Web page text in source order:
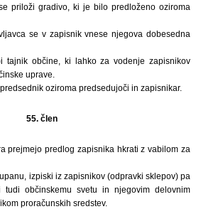
priloži gradivo, ki je bilo predloženo oziroma
se v zapisnik vnese njegova dobesedna
tajnik občine, ki lahko za vodenje zapisnikov
uprave.
oziroma predsedujoči in zapisnikar.
55. člen
prejmejo predlog zapisnika hkrati z vabilom za
izpiski iz zapisnikov (odpravki sklepov) pa
občinskemu svetu in njegovim delovnim
proračunskih sredstev.